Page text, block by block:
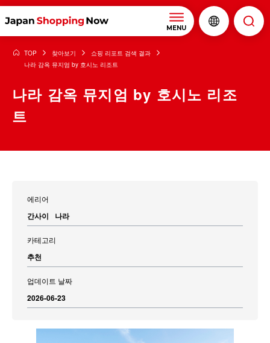
MENU
TOP 찾아보기
쇼핑 리포트 검색 결과
나라 감옥 뮤지엄 by 호시노 리조트
나라 감옥 뮤지엄 by 호시노 리조
트
에리어
간사이 나라
카테고리
추천
업데이트 날짜
2026-06-23